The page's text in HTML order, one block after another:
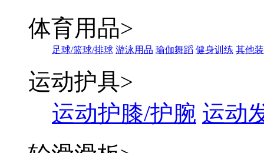
体育用品>
足球/篮球/排球 游泳用品 瑜伽舞蹈 健身训练 其他
运动护具>
运动护膝/护腕 运动